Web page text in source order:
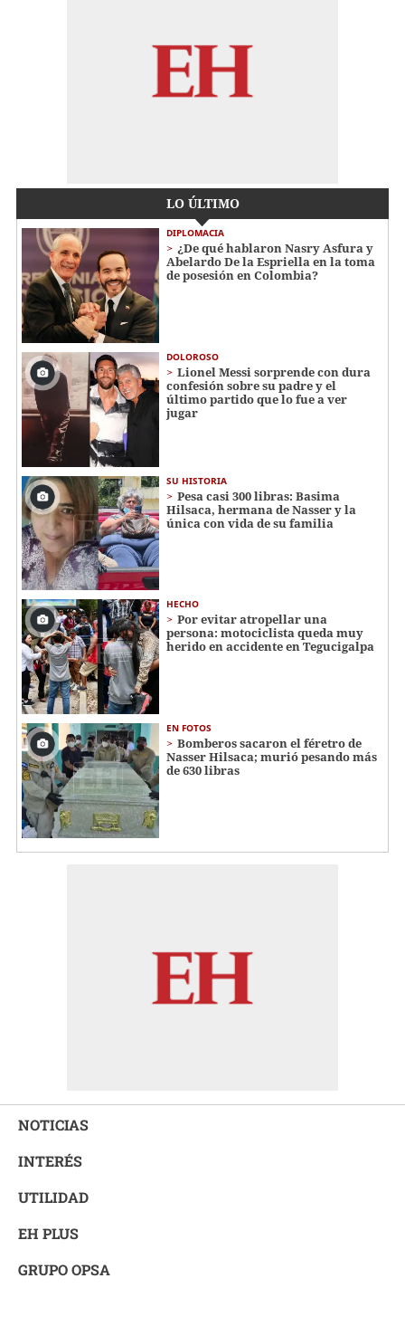
LO ÚLTIMO
DIPLOMACIA
¿De qué hablaron Nasry Asfura y
Abelardo De la Espriella en la toma
de posesión en Colombia?
DOLOROSO
Lionel Messi sorprende con dura
confesión sobre su padre y el
último partido que lo fue a ver
jugar
SU HISTORIA
Pesa casi 300 libras: Basima
Hilsaca, hermana de Nasser y la
única con vida de su familia
HECHO
Por evitar atropellar una
persona: motociclista queda muy
herido en accidente en Tegucigalpa
EN FOTOS
Bomberos sacaron el féretro de
Nasser Hilsaca; murió pesando más
de 630 libras
NOTICIAS
INTERÉS
UTILIDAD
EH PLUS
GRUPO OPSA